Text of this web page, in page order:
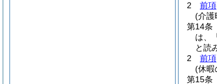
2
前項
(介護
第14条
は、
と読
2
前項
(休暇
第15条